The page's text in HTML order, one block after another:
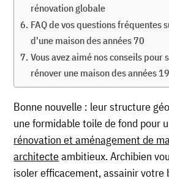
rénovation globale
FAQ de vos questions fréquentes
d'une maison des années 70
Vous avez aimé nos conseils pour
rénover une maison des années
Bonne nouvelle : leur structure
une formidable toile de fond pour
rénovation et aménagement de
architecteambitieux. Archibien
isoler efficacement, assainir